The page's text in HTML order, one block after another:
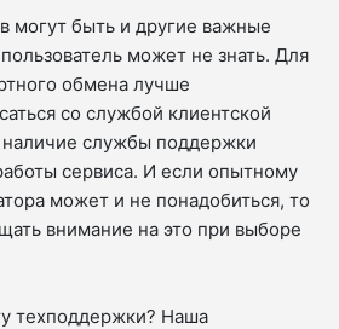
могут быть и другие важные
может не знать. Для
обмена лучше
со службой клиентской
службы поддержки
сервиса. И если опытному
может и не понадобиться, то
внимание на это при выборе
техподдержки? Наша